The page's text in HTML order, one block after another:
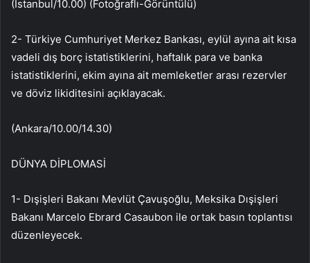
(İstanbul/10.00) (Fotoğraflı-Görüntülü)
2- Türkiye Cumhuriyet Merkez Bankası, eylül ayına ait kısa
vadeli dış borç istatistiklerini, haftalık para ve banka
istatistiklerini, ekim ayına ait memleketler arası rezervler
ve döviz likiditesini açıklayacak.
(Ankara/10.00/14.30)
DÜNYA DİPLOMASİ
1- Dışişleri Bakanı Mevlüt Çavuşoğlu, Meksika Dışişleri
Bakanı Marcelo Ebrard Casaubon ile ortak basın toplantısı
düzenleyecek.